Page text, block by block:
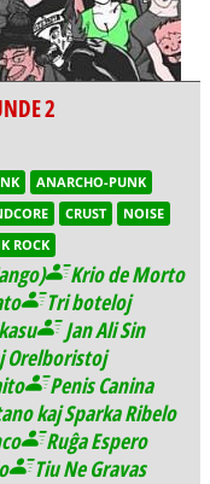
2
ANARCHO-PUNK
CRUST
NOISE
ROCK
Krio de Morto
Tri boteloj
Jan Ali Sin
Orelboristoj
Penis Canina
kaj Sparka Ribelo
Ruĝa Espero
Tiu Ne Gravas